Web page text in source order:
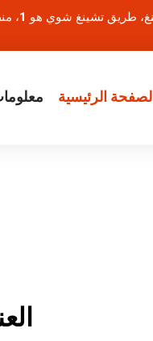
الصفحة الرئيسية